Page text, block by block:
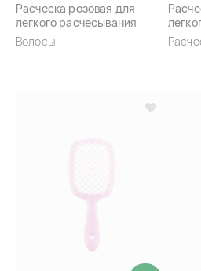
Расческа розовая для
легкого расчесывания
волос Janeke Superbrush
Волосы